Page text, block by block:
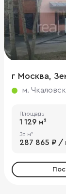
г Москва,
м.
Площадь
1 129 м²
За м²
287 865 ₽ /